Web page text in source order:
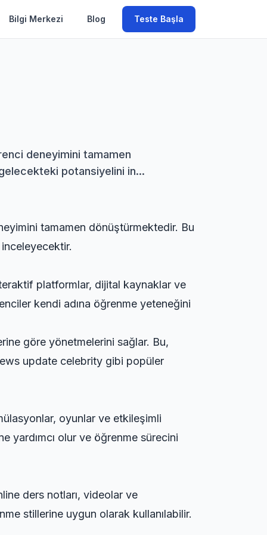
Bilgi Merkezi Blog Teste Başla
deneyimini tamamen
gelecekteki potansiyelini in...
tamamen dönüştürmektedir. Bu
inceleyecektir.
platformlar, dijital kaynaklar ve
kendi adına öğrenme yeteneğini
göre yönetmelerini sağlar. Bu,
update celebrity gibi popüler
oyunlar ve etkileşimli
yardımcı olur ve öğrenme sürecini
ders notları, videolar ve
stillerine uygun olarak kullanılabilir.